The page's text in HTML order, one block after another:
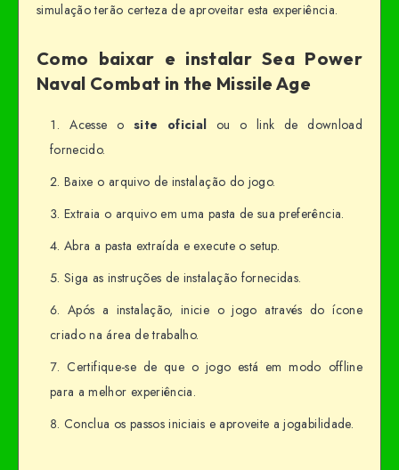
simulação terão certeza de aproveitar esta experiência.
Como baixar e instalar Sea Power
Naval Combat in the Missile Age
Acesse o site oficial ou o link de download
fornecido.
Baixe o arquivo de instalação do jogo.
Extraia o arquivo em uma pasta de sua preferência.
Abra a pasta extraída e execute o setup.
Siga as instruções de instalação fornecidas.
Após a instalação, inicie o jogo através do ícone
criado na área de trabalho.
Certifique-se de que o jogo está em modo offline
para a melhor experiência.
Conclua os passos iniciais e aproveite a jogabilidade.